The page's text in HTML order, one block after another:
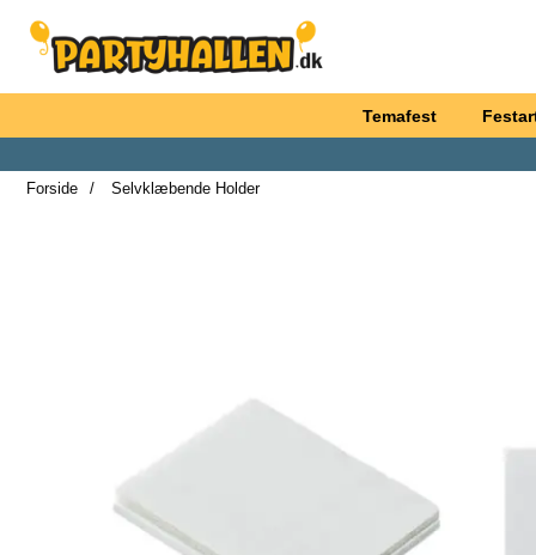
Startside for Partyhallen AB
Temafest
Forside
Selvklæbende Holder